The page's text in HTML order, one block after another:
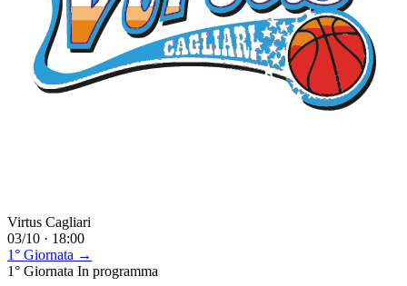
Virtus Cagliari
03/10 · 18:00
1° Giornata →
1° Giornata In programma